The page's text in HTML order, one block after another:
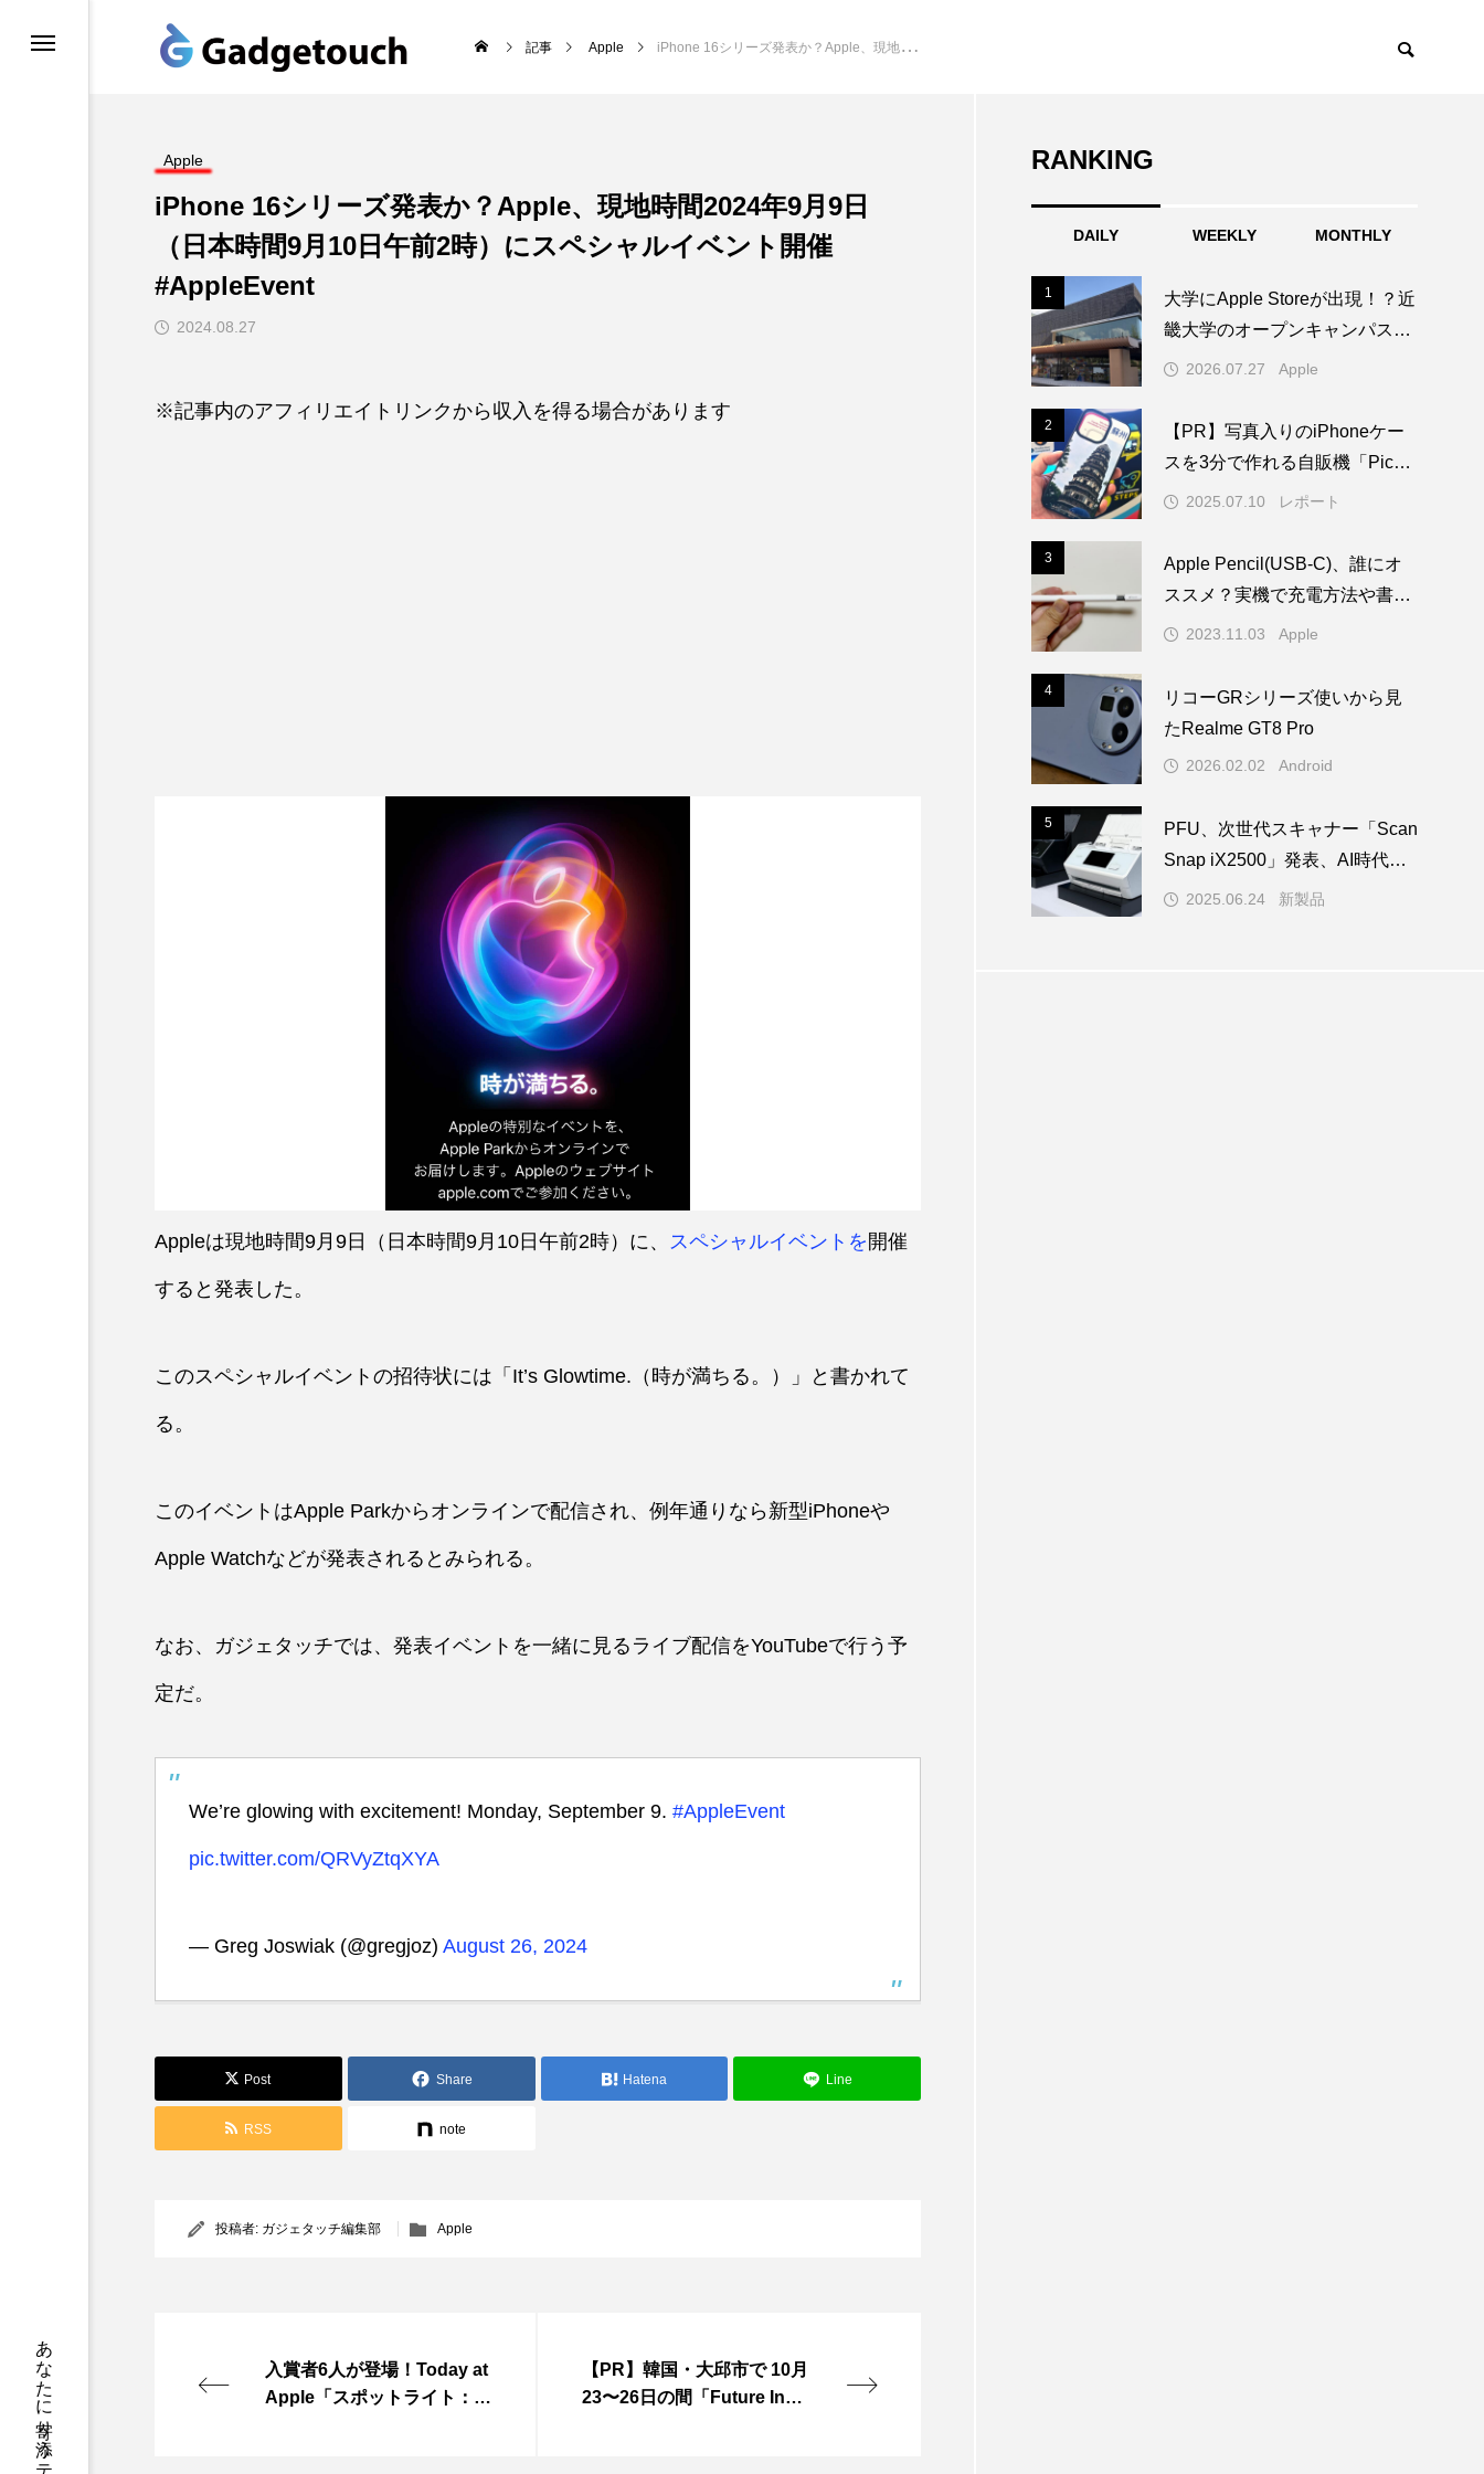
記事 Apple iPhone 16シリーズ発表か？Apple、現地時間2024年9月9日（日本時間9月10日午前2時）にスペシャルイベント開催 #AppleEvent
Apple
iPhone 16シリーズ発表か？Apple、現地時間2024年9月9日
（日本時間9月10日午前2時）にスペシャルイベント開催
#AppleEvent
2024.08.27
※記事内のアフィリエイトリンクから収入を得る場合があります
Appleは現地時間9月9日（日本時間9月10日午前2時）に、 スペシャルイベントを 開催
すると発表した。
このスペシャルイベントの招待状には「It’s Glowtime.（時が満ちる。）」と書かれて
る。
このイベントはApple Parkからオンラインで配信され、例年通りなら新型iPhoneや
Apple Watchなどが発表されるとみられる。
なお、ガジェタッチでは、発表イベントを一緒に見るライブ配信をYouTubeで行う予
定だ。
We’re glowing with excitement! Monday, September 9. #AppleEvent
pic.twitter.com/QRVyZtqXYA
— Greg Joswiak (@gregjoz) August 26, 2024
Post Share Hatena Line
RSS note
投稿者: ガジェタッチ編集部 Apple
入賞者6人が登場！Today at
Apple「スポットライト：S
【PR】韓国・大邱市で 10月
23〜26日の間「Future Inno
RANKING
DAILY WEEKLY MONTHLY
1
大学にApple Storeが出現！？近
畿大学のオープンキャンパスに
1日限りの特別なAppleブースが
2026.07.27 Apple
2
【PR】写真入りのiPhoneケー
スを3分で作れる自販機「PickM
e!Case」を使ってみた
2025.07.10 レポート
3
Apple Pencil(USB-C)、誰にオ
ススメ？実機で充電方法や書き
心地を試してみた！
2023.11.03 Apple
4
リコーGRシリーズ使いから見
たRealme GT8 Pro
2026.02.02 Android
5
PFU、次世代スキャナー「Scan
Snap iX2500」発表、AI時代の
学習を担う
2025.06.24 新製品